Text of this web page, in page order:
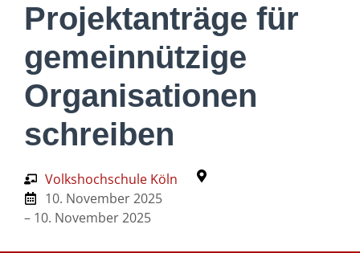
Projektanträge für
gemeinnützige
Organisationen
schreiben
Volkshochschule Köln
10. November 2025
– 10. November 2025